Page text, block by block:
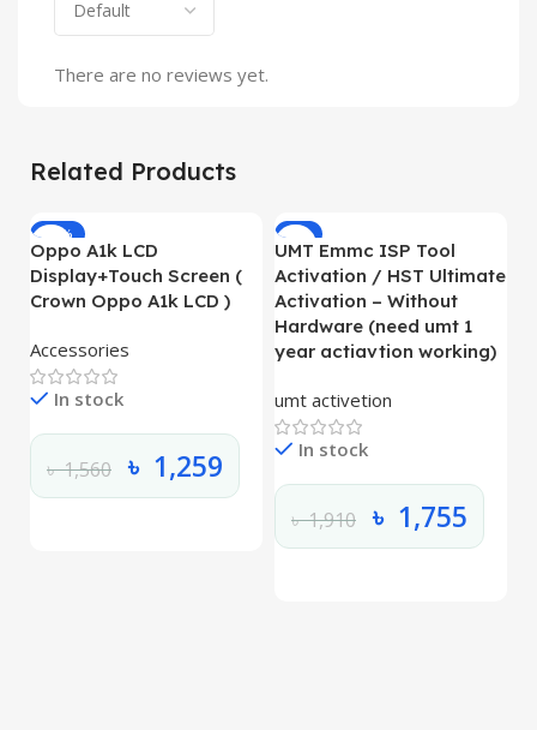
There are no reviews yet.
Related Products
-19%
Oppo A1k LCD
Display+Touch Screen (
Crown Oppo A1k LCD )
Accessories
In stock
৳1,560 ৳ 1,259
-8%
UMT Emmc ISP Tool
Activation / HST Ultimate
Activation – Without
Hardware (need umt 1
year actiavtion working)
umt activetion
In stock
৳1,910 ৳ 1,755